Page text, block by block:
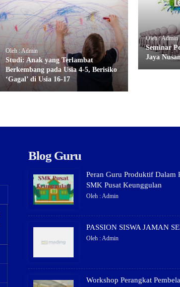
Oleh : Admin
Studi: Anak yang Terlambat
Berkembang pada Usia 4-5, Berisiko
‘Gagal’ di Usia 16-17
Oleh : Admin
Seminar
Jaya
Blog Guru
Peran Guru Produktif Dalam
SMK Pusat Keunggulan
Oleh : Admin
PASSION SISWA JAMAN
Oleh : Admin
Workshop Perangkat